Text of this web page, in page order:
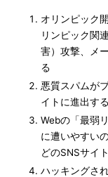
オリンピック
リンピック関
害）攻撃、メ
る
悪質スパムが
イトに進出する
Webの「最弱
に遭いやすい
どのSNSサイト
ハッキングさ